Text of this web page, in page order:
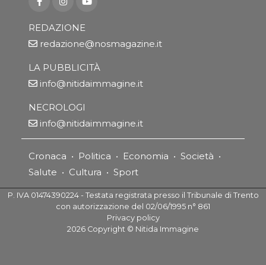
REDAZIONE
redazione@nosmagazine.it
LA PUBBLICITÀ
info@nitidaimmagine.it
NECROLOGI
info@nitidaimmagine.it
Cronaca • Politica • Economia • Società •
Salute • Cultura • Sport
P. IVA 01474390224 - Testata registrata presso il Tribunale di Trento
con autorizzazione del 02/06/1995 n° 861
Privacy policy
2026 Copyright © Nitida Immagine